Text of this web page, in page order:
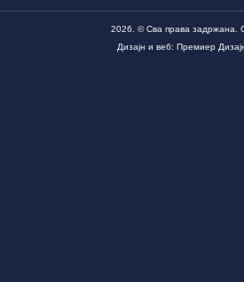
2026. © Сва права задржана.
Дизајн и веб: Премиер